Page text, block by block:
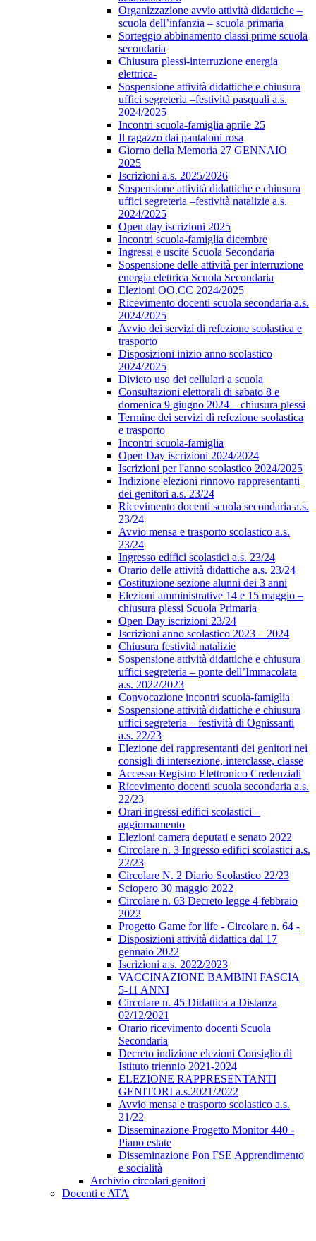
Organizzazione avvio attività didattiche –
scuola dell’infanzia – scuola primaria
Sorteggio abbinamento classi prime scuola
secondaria
Chiusura plessi-interruzione energia
elettrica-
Sospensione attività didattiche e chiusura
uffici segreteria –festività pasquali a.s.
2024/2025
Incontri scuola-famiglia aprile 25
Il ragazzo dai pantaloni rosa
Giorno della Memoria 27 GENNAIO
2025
Iscrizioni a.s. 2025/2026
Sospensione attività didattiche e chiusura
uffici segreteria –festività natalizie a.s.
2024/2025
Open day iscrizioni 2025
Incontri scuola-famiglia dicembre
Ingressi e uscite Scuola Secondaria
Sospensione delle attività per interruzione
energia elettrica Scuola Secondaria
Elezioni OO.CC 2024/2025
Ricevimento docenti scuola secondaria a.s.
2024/2025
Avvio dei servizi di refezione scolastica e
trasporto
Disposizioni inizio anno scolastico
2024/2025
Divieto uso dei cellulari a scuola
Consultazioni elettorali di sabato 8 e
domenica 9 giugno 2024 – chiusura plessi
Termine dei servizi di refezione scolastica
e trasporto
Incontri scuola-famiglia
Open Day iscrizioni 2024/2024
Iscrizioni per l'anno scolastico 2024/2025
Indizione elezioni rinnovo rappresentanti
dei genitori a.s. 23/24
Ricevimento docenti scuola secondaria a.s.
23/24
Avvio mensa e trasporto scolastico a.s.
23/24
Ingresso edifici scolastici a.s. 23/24
Orario delle attività didattiche a.s. 23/24
Costituzione sezione alunni dei 3 anni
Elezioni amministrative 14 e 15 maggio –
chiusura plessi Scuola Primaria
Open Day iscrizioni 23/24
Iscrizioni anno scolastico 2023 – 2024
Chiusura festività natalizie
Sospensione attività didattiche e chiusura
uffici segreteria – ponte dell’Immacolata
a.s. 2022/2023
Convocazione incontri scuola-famiglia
Sospensione attività didattiche e chiusura
uffici segreteria – festività di Ognissanti
a.s. 22/23
Elezione dei rappresentanti dei genitori nei
consigli di intersezione, interclasse, classe
Accesso Registro Elettronico Credenziali
Ricevimento docenti scuola secondaria a.s.
22/23
Orari ingressi edifici scolastici –
aggiornamento
Elezioni camera deputati e senato 2022
Circolare n. 3 Ingresso edifici scolastici a.s.
22/23
Circolare N. 2 Diario Scolastico 22/23
Sciopero 30 maggio 2022
Circolare n. 63 Decreto legge 4 febbraio
2022
Progetto Game for life - Circolare n. 64 -
Disposizioni attività didattica dal 17
gennaio 2022
Iscrizioni a.s. 2022/2023
VACCINAZIONE BAMBINI FASCIA
5-11 ANNI
Circolare n. 45 Didattica a Distanza
02/12/2021
Orario ricevimento docenti Scuola
Secondaria
Decreto indizione elezioni Consiglio di
Istituto triennio 2021-2024
ELEZIONE RAPPRESENTANTI
GENITORI a.s.2021/2022
Avvio mensa e trasporto scolastico a.s.
21/22
Disseminazione Progetto Monitor 440 -
Piano estate
Disseminazione Pon FSE Apprendimento
e socialità
Archivio circolari genitori
Docenti e ATA